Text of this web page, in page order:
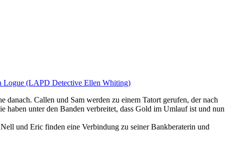
Logue (LAPD Detective Ellen Whiting)
Callen und Sam werden zu einem Tatort gerufen, der nach
haben unter den Banden verbreitet, dass Gold im Umlauf ist und nun
und Eric finden eine Verbindung zu seiner Bankberaterin und